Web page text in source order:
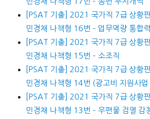
[PSAT 기출] 2021 국가직 7급 상황
민경채 나책형 16번 – 업무역량 통합력
[PSAT 기출] 2021 국가직 7급 상황
민경채 나책형 15번 – 소조직
[PSAT 기출] 2021 국가직 7급 상황
민경채 나책형 14번 (광고비 지원사업
[PSAT 기출] 2021 국가직 7급 상황
민경채 나책형 13번 – 우편물 검열 감